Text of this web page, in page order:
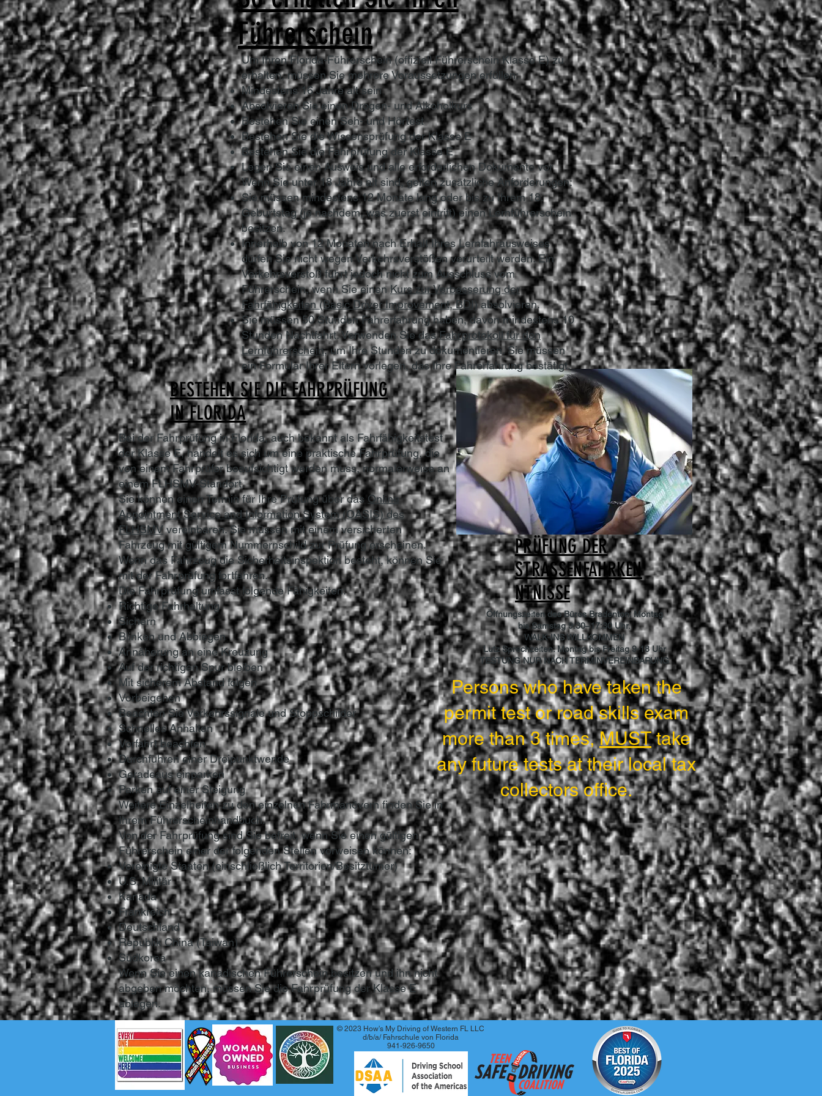
Führerschein
PRÜFUNG DER
STRASSENFAHRKEN
NTNISSE
Um Ihren Florida-Führerschein (offiziell Führerschein Klasse E) zu
erhalten, müssen Sie mehrere Voraussetzungen erfüllen:
Mindestens 16 Jahre alt sein
Absolvieren Sie einen Drogen- und Alkoholkurs
Bestehen Sie einen Seh- und Hörtest
Bestehen Sie die Wissensprüfung der Klasse E
Bestehen Sie die Fahrprüfung der Klasse E
Legen Sie einen Ausweis und alle erforderlichen Dokumente vor
Wenn Sie unter 18 Jahre alt sind, gelten zusätzliche Anforderungen:
Sie müssen mindestens 12 Monate lang oder bis zu Ihrem 18.
Geburtstag (je nachdem, was zuerst eintritt) einen Lernführerschein
besitzen.
Innerhalb von 12 Monaten nach Erhalt Ihres Lernfahrausweises
dürfen Sie nicht wegen Verkehrsverstößen verurteilt werden. Ein
Verkehrsverstoß führt jedoch nicht zum Ausschluss vom
Führerschein, wenn Sie einenKurs zur Verbesserung der
Fahrfähigkeiten (Basic Driver Improvement, BDI)absolvieren.
Sie müssen 50 Stunden Fahrerfahrung haben, davon mindestens 10
Stunden Nachtfahrt. Verwenden Sie dasFahrprotokoll für den
Lernführerschein,um Ihre Stunden zu dokumentieren. Sie müssen
ein Formular Ihrer Eltern vorlegen, das Ihre Fahrerfahrung bestätigt.
Bei der Fahrprüfung in Florida, auch bekannt als Fahrfähigkeitstest
der Klasse E, handelt es sich um eine praktische Fahrprüfung, die
von einem Fahrprüfer beaufsichtigt werden muss, normalerweise an
einem FLHSMV-Standort.
Sie können einen Termin für Ihre Prüfung über das Online
Appointment Service and Information System (OASIS) des
FLHSMVvereinbaren. Sie müssen mit einem versicherten
Fahrzeug mit gültigem Nummernschild zur Prüfung erscheinen.
Wenn das Fahrzeug die Sicherheitsinspektion besteht, können Sie
mit der Fahrprüfung fortfahren.
Die Fahrprüfung umfasst folgende Fähigkeiten:
Richtige Fahrhaltung
Sichern
Blinken und Abbiegen
Annäherung an eine Kreuzung
Auf der richtigen Spur bleiben
Mit sicherem Abstand folgen
Vorbeigehen
Beachten Sie Verkehrssignale und Stoppschilder
Schnelles Anhalten
Vorfahrt beachten
Durchführen einer Dreipunktwende
Geradeaus einparken
Parken auf einer Steigung
Weitere Einzelheiten zu den einzelnen Fahrmanövern finden Sie in
Ihrem Führerscheinhandbuch.
Von der Fahrprüfung sind Sie befreit, wenn Sie einen gültigen
Führerschein einer der folgenden Stellen vorweisen können:
Vereinigte Staaten (einschließlich Territorien/Besitztümer)
U.S. Militär
Kanada
Frankreich
Deutschland
Republik China (Taiwan)
Südkorea
Wenn Sie einen kanadischen Führerschein besitzen und ihn nicht
abgeben möchten, müssen Sie die Fahrprüfung der Klasse E
ablegen.
BESTEHEN SIE DIE FAHRPRÜFUNG
IN FLORIDA
Öffnungszeiten des Büros Bradenton: Montag
bis Samstag 9:30–17:30 Uhr.
WALK-INS WILLKOMMEN
Lutz Sprechzeiten: Montag bis Freitag 9-18 Uhr
TESTUNG NUR NACH TERMINVEREINBARUNG
Persons who have taken the
permit test or road skills exam
more than 3 times,MUSTtake
any future tests at their local tax
collectors office.
© 2023 How's My Driving of Western FL LLC
d/b/a/ Fahrschule von Florida
941-926-9650